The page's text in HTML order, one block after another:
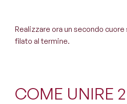
Realizzare ora un secondo
filato al termine.
COME UNIRE